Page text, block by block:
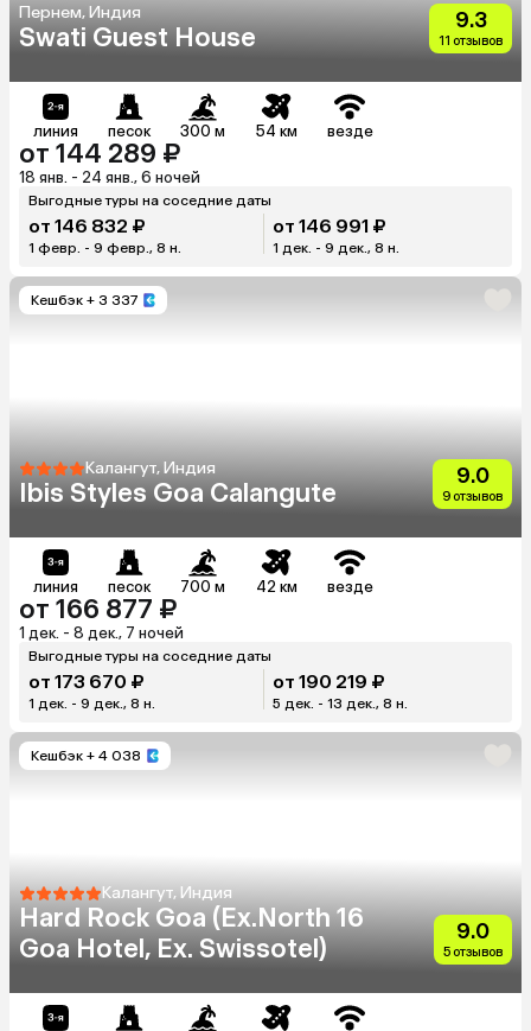
Пернем, Индия
Swati Guest House
9.3
11 отзывов
линия песок 300 м 54 км везде
от 144 289 ₽
18 янв. - 24 янв., 6 ночей
Выгодные туры на соседние даты
от 146 832 ₽
1 февр. - 9 февр., 8 н.
от 146 991 ₽
1 дек. - 9 дек., 8 н.
Кешбэк + 3 337
Калангут, Индия
Ibis Styles Goa Calangute
9.0
9 отзывов
линия песок 700 м 42 км везде
от 166 877 ₽
1 дек. - 8 дек., 7 ночей
Выгодные туры на соседние даты
от 173 670 ₽
1 дек. - 9 дек., 8 н.
от 190 219 ₽
5 дек. - 13 дек., 8 н.
Кешбэк + 4 038
Калангут, Индия
Hard Rock Goa (Ex.North 16
Goa Hotel, Ex. Swissotel)
9.0
5 отзывов